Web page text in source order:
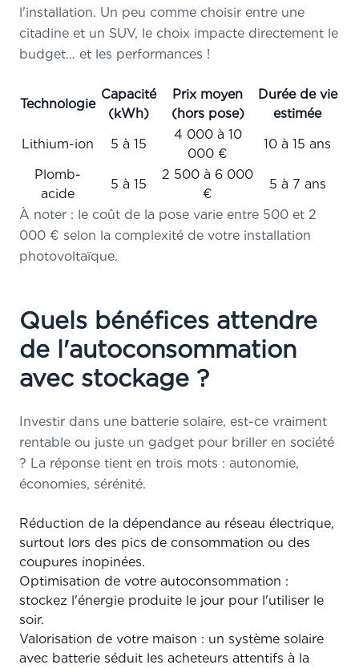
l'installation. Un peu comme choisir entre une
citadine et un SUV, le choix impacte directement le
budget… et les performances !
Technologie
Capacité
(kWh)
Prix moyen
(hors pose)
Durée de vie
estimée
Lithium-ion
5 à 15
4 000 à 10
000 €
10 à 15 ans
Plomb-
acide
5 à 15
2 500 à 6 000
€
5 à 7 ans
À noter : le coût de la pose varie entre 500 et 2
000 € selon la complexité de votre installation
photovoltaïque.
Quels bénéfices attendre
de l'autoconsommation
avec stockage ?
Investir dans une batterie solaire, est-ce vraiment
rentable ou juste un gadget pour briller en société
? La réponse tient en trois mots : autonomie,
économies, sérénité.
Réduction de la dépendance au réseau électrique,
surtout lors des pics de consommation ou des
coupures inopinées.
Optimisation de votre autoconsommation :
stockez l'énergie produite le jour pour l'utiliser le
soir.
Valorisation de votre maison : un système solaire
avec batterie séduit les acheteurs attentifs à la